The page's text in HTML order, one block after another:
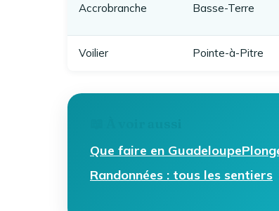
Accrobranche Basse-Terre
Voilier Pointe-à-Pitre
Que faire en Guadeloupe
Randonnées : tous les sentiers